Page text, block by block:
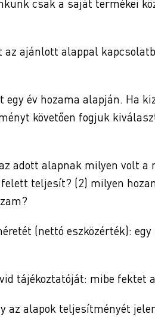
csak a saját termékei
az ajánlott alappal
év hozama alapján. Ha
követően fogjuk
adott alapnak milyen volt
teljesít? (2) milyen
(nettó eszközérték):
tájékoztatóját: mibe fektet
az alapok teljesítményét